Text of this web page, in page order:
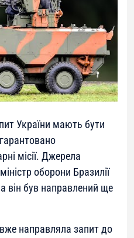
України мають бути
місії. Джерела
оборони Бразилії
він був направлений ще
направляла запит до